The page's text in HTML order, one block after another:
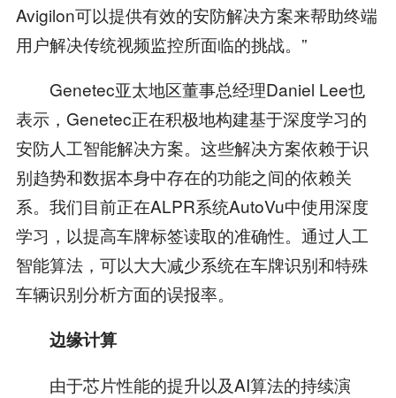
Avigilon可以提供有效的安防解决方案来帮助终端
用户解决传统视频监控所面临的挑战。”
Genetec亚太地区董事总经理Daniel Lee也
表示，Genetec正在积极地构建基于深度学习的
安防人工智能解决方案。这些解决方案依赖于识
别趋势和数据本身中存在的功能之间的依赖关
系。我们目前正在ALPR系统AutoVu中使用深度
学习，以提高车牌标签读取的准确性。通过人工
智能算法，可以大大减少系统在车牌识别和特殊
车辆识别分析方面的误报率。
边缘计算
由于芯片性能的提升以及AI算法的持续演